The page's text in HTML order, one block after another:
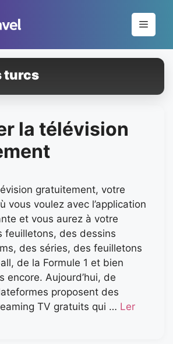
Menu
turcs
la télévision
gratuitement, votre
vous voulez avec l’application
et vous aurez à votre
feuilletons, des dessins
des séries, des feuilletons
de la Formule 1 et bien
encore. Aujourd’hui, de
proposent des
TV gratuits qui … Ler